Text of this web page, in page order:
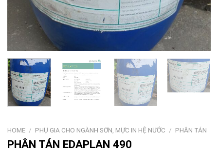
HOME / PHỤ GIA CHO NGÀNH SƠN, MỰC IN HỆ NƯỚC / PHÂN TÁN
PHÂN TÁN EDAPLAN 490